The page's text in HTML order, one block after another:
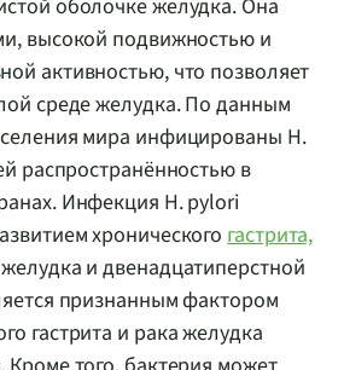
оболочке желудка. Она
высокой подвижностью и
активностью, что позволяет
среде желудка. По данным
мира инфицированы H.
распространённостью в
Инфекция H. pylori
хроническогогастрита,
и двенадцатиперстной
признанным фактором
гастрита и рака желудка